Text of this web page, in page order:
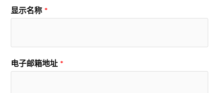
显示名称 *
电子邮箱地址 *